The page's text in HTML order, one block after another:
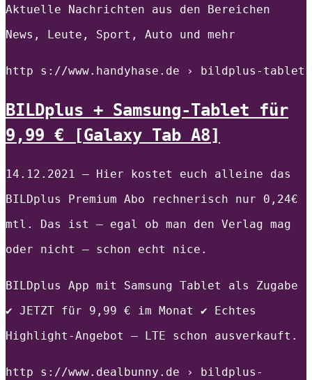
Aktuelle Nachrichten aus den Bereichen
News, Leute, Sport, Auto und mehr
http s://www.handyhase.de › bildplus-tablet
BILDplus + Samsung-Tablet für
9,99 € [Galaxy Tab A8]
14.12.2021 — Hier kostet euch alleine das
BILDplus Premium Abo rechnerisch nur 0,24€
mtl. Das ist – egal ob man den Verlag mag
oder nicht – schon echt nice.
BILDplus App mit Samsung Tablet als Zugabe
✔️ JETZT für 9,99 € im Monat ✔️ Echtes
Highlight-Angebot – LTE schon ausverkauft.
http s://www.dealbunny.de › bildplus-